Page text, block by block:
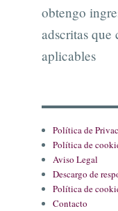
obtengo
adscritas que
aplicables
Política de
Política de
Aviso Legal
Descargo de
Política de
Contacto